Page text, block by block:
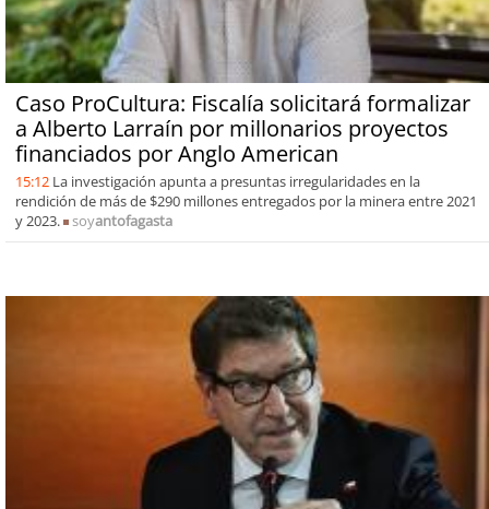
Caso ProCultura: Fiscalía solicitará formalizar
a Alberto Larraín por millonarios proyectos
financiados por Anglo American
15:12 La investigación apunta a presuntas irregularidades en la
rendición de más de $290 millones entregados por la minera entre 2021
y 2023.
soyantofagasta